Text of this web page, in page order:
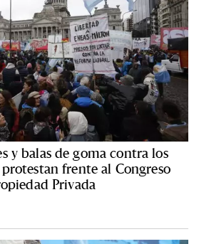
y balas de goma contra los
frente al Congreso
Privada